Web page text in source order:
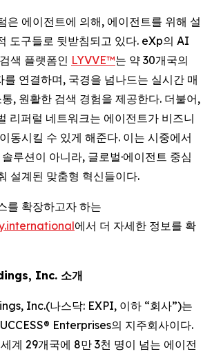
은 에이전트에 의해, 에이전트를 위해 설
도구들로 뒷받침되고 있다. eXp의 AI
색 플랫폼인 LYVVE™는 약 30개국의
를 연결하며, 국경을 넘나드는 실시간 매
, 원활한 검색 경험을 제공한다. 더불어,
리퍼럴 네트워크는 에이전트가 비즈니
동시킬 수 있게 해준다. 이는 시중에서
루션이 아니라, 글로벌·에이전트 중심
설계된 맞춤형 혁신들이다.
를 확장하고자 하는
에서 더 자세한 정보를 확
Inc. 소개
Inc.(나스닥: EXPI, 이하 “회사”)는
Enterprises의 지주회사이다.
계 29개국에 8만 3천 명이 넘는 에이전